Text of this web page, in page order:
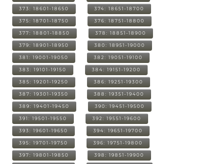
373: 18601-18650 374: 18651-18700
375: 18701-18750 376: 18751-18800
377: 18801-18850 378: 18851-18900
379: 18901-18950 380: 18951-19000
381: 19001-19050 382: 19051-19100
383: 19101-19150 384: 19151-19200
385: 19201-19250 386: 19251-19300
387: 19301-19350 388: 19351-19400
389: 19401-19450 390: 19451-19500
391: 19501-19550 392: 19551-19600
393: 19601-19650 394: 19651-19700
395: 19701-19750 396: 19751-19800
397: 19801-19850 398: 19851-19900